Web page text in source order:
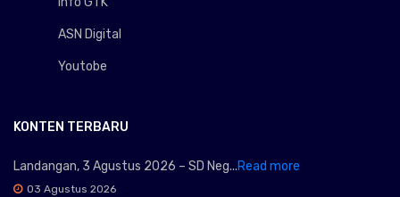
ASN Digital
Youtobe
KONTEN TERBARU
Landangan, 3 Agustus 2026 – SD Neg...Read more
03 Agustus 2026